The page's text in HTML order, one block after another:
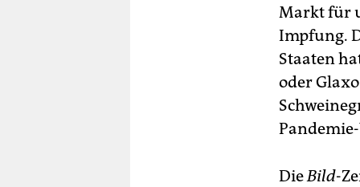
Markt für
Impfung.
Staaten
oder
DieBild-